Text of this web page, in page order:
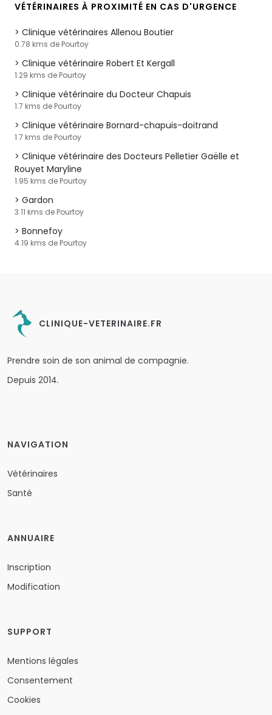
VÉTÉRINAIRES À PROXIMITÉ EN CAS D'URGENCE
Clinique vétérinaires Allenou Boutier
0.78 kms de Pourtoy
Clinique vétérinaire Robert Et Kergall
1.29 kms de Pourtoy
Clinique vétérinaire du Docteur Chapuis
1.7 kms de Pourtoy
Clinique vétérinaire Bornard-chapuis-doitrand
1.7 kms de Pourtoy
Clinique vétérinaire des Docteurs Pelletier Gaëlle et
Rouyet Maryline
1.95 kms de Pourtoy
Gardon
3.11 kms de Pourtoy
Bonnefoy
4.19 kms de Pourtoy
CLINIQUE-VETERINAIRE.FR
Prendre soin de son animal de compagnie.
Depuis 2014.
NAVIGATION
Vétérinaires
Santé
ANNUAIRE
Inscription
Modification
SUPPORT
Mentions légales
Consentement
Cookies